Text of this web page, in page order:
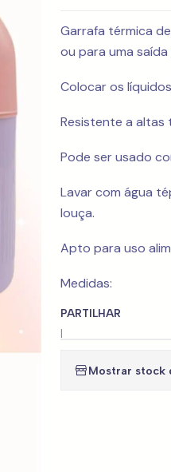
Garrafa térmica
ou para uma
Colocar os
Resistente a altas
Pode ser usado
Lavar com água
louça.
Apto para uso
Medidas:
PARTILHAR
|
Mostrar stock